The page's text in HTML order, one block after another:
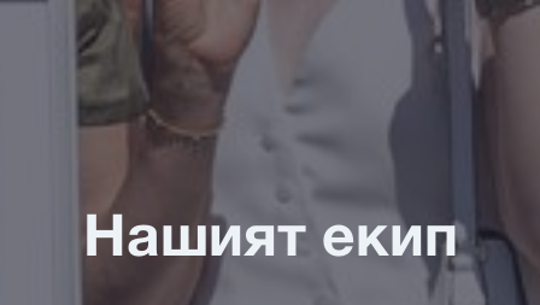
Нашият екип